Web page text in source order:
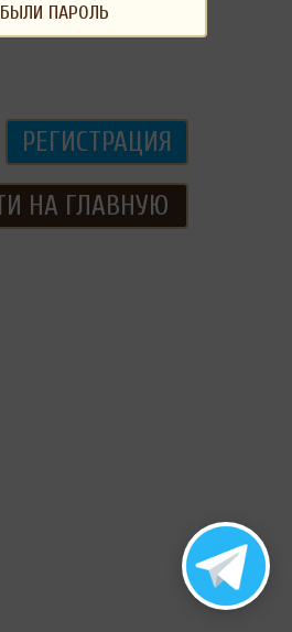
РЕГИСТРАЦИЯ
НА ГЛАВНУЮ
ПАРОЛЬ